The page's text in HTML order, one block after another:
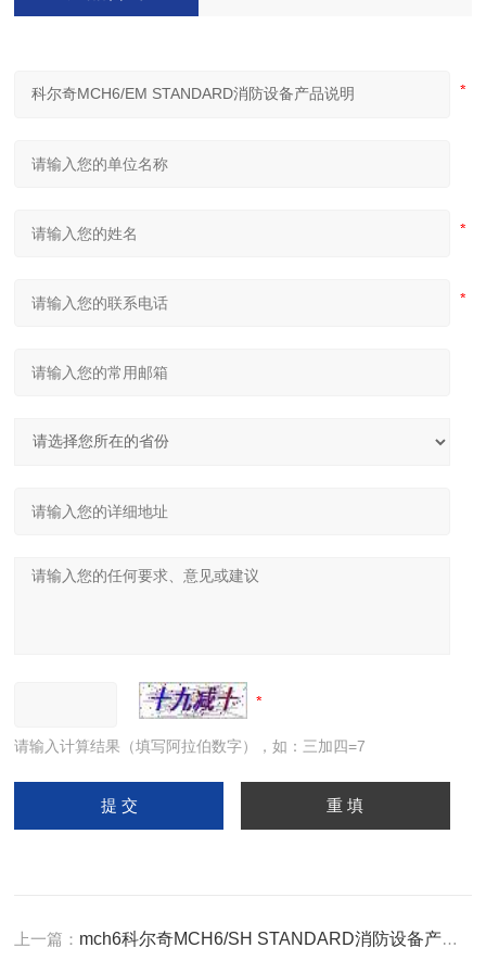
请输入计算结果（填写阿拉伯数字），如：三加四=7
上一篇： mch6科尔奇MCH6/SH STANDARD消防设备产品说明